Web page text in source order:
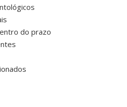
do prazo